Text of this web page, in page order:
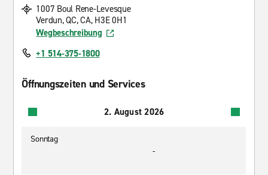
1007 Boul Rene-Levesque
Verdun, QC, CA, H3E 0H1
Wegbeschreibung
+1 514-375-1800
Öffnungszeiten und Services
2. August 2026
Sonntag
-